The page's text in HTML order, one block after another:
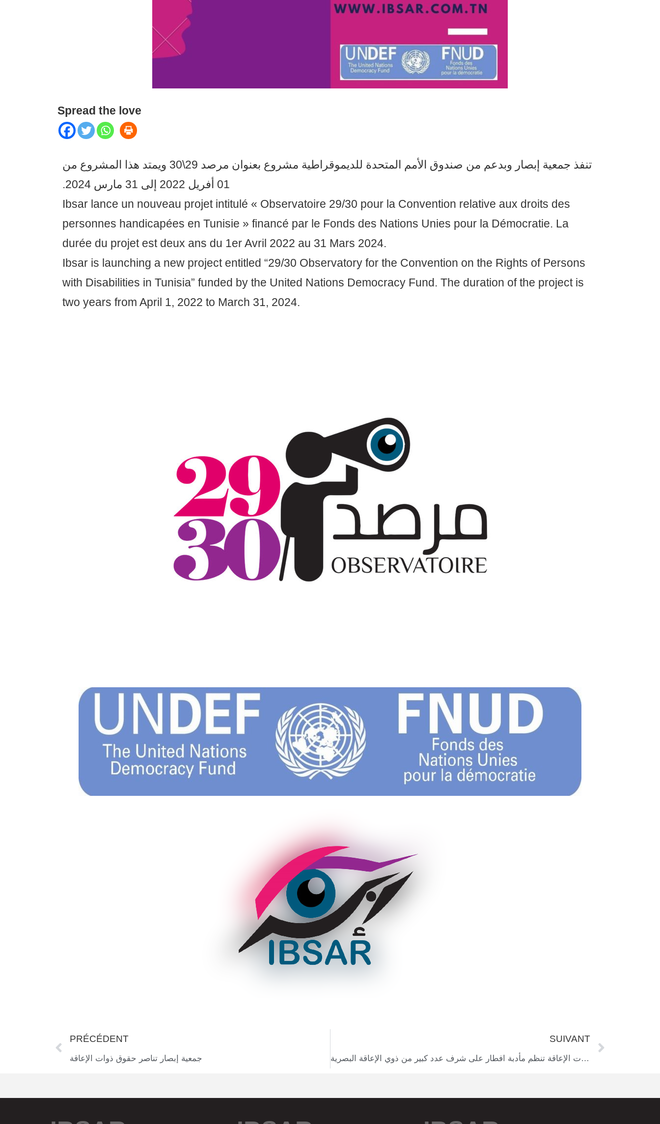
Spread the love
تنفذ جمعية إبصار وبدعم من صندوق الأمم المتحدة للديموقراطية مشروع بعنوان مرصد 29\30 ويمتد هذا المشروع من
01 أفريل 2022 إلى 31 مارس 2024.
Ibsar lance un nouveau projet intitulé « Observatoire 29/30 pour la Convention relative aux droits des
personnes handicapées en Tunisie » financé par le Fonds des Nations Unies pour la Démocratie. La
durée du projet est deux ans du 1er Avril 2022 au 31 Mars 2024.
Ibsar is launching a new project entitled “29/30 Observatory for the Convention on the Rights of Persons
with Disabilities in Tunisia” funded by the United Nations Democracy Fund. The duration of the project is
two years from April 1, 2022 to March 31, 2024.
PRÉCÉDENT
جمعية إبصار تناصر حقوق ذوات الإعاقة
SUIVANT
جمعية ابصار من ذوي و ذوات الإعاقة تنظم مأدبة افطار على شرف عدد كبير من ذوي الإعاقة البصرية